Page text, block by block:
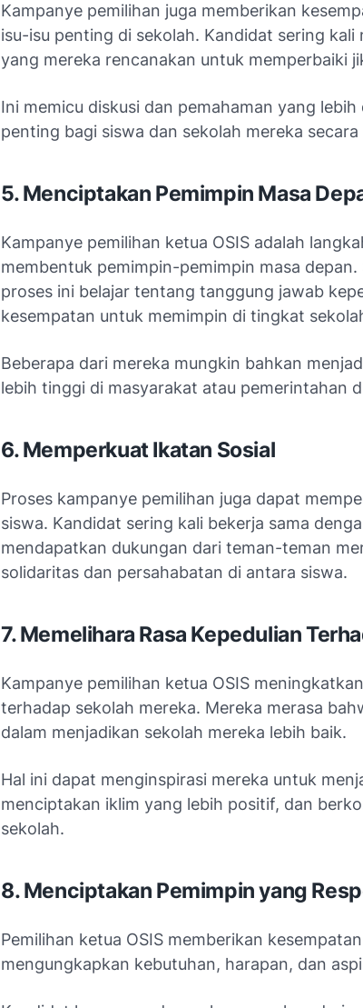
Kampanye pemilihan juga memberikan
isu-isu penting di sekolah. Kandidat sering kali
yang mereka rencanakan untuk memperbaiki
Ini memicu diskusi dan pemahaman yang
penting bagi siswa dan sekolah mereka secara
5. Menciptakan Pemimpin Masa
Kampanye pemilihan ketua OSIS adalah
membentuk pemimpin-pemimpin masa
proses ini belajar tentang tanggung jawab
kesempatan untuk memimpin di tingkat
Beberapa dari mereka mungkin bahkan
lebih tinggi di masyarakat atau pemerintahan
6. Memperkuat Ikatan Sosial
Proses kampanye pemilihan juga dapat
siswa. Kandidat sering kali bekerja sama
mendapatkan dukungan dari teman-teman
solidaritas dan persahabatan di antara siswa.
7. Memelihara Rasa Kepedulian
Kampanye pemilihan ketua OSIS
terhadap sekolah mereka. Mereka merasa
dalam menjadikan sekolah mereka lebih baik.
Hal ini dapat menginspirasi mereka untuk
menciptakan iklim yang lebih positif, dan
sekolah.
8. Menciptakan Pemimpin yang
Pemilihan ketua OSIS memberikan
mengungkapkan kebutuhan, harapan, dan